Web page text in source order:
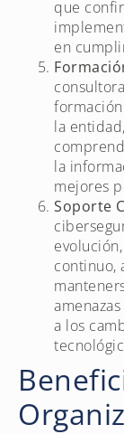
que
en
la
la
mejores
Soporte
continuo,
a los